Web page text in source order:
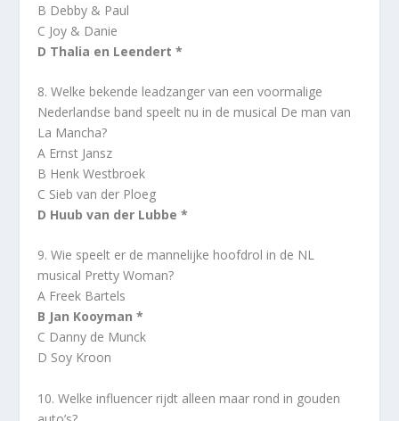
B Debby & Paul
C Joy & Danie
D Thalia en Leendert *
8. Welke bekende leadzanger van een voormalige
Nederlandse band speelt nu in de musical De man van
La Mancha?
A Ernst Jansz
B Henk Westbroek
C Sieb van der Ploeg
D Huub van der Lubbe *
9. Wie speelt er de mannelijke hoofdrol in de NL
musical Pretty Woman?
A Freek Bartels
B Jan Kooyman *
C Danny de Munck
D Soy Kroon
10. Welke influencer rijdt alleen maar rond in gouden